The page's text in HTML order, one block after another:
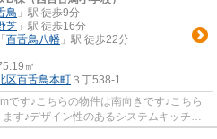
鳥 」駅 徒歩9分
芝 」駅 徒歩16分
「 百舌鳥八幡 」駅 徒歩22分
㎡
区百舌鳥本町 ３丁538-1
です♪こちらの物件は南向きです♪こちら
す♪デザイン性のあるシステムキッチン
スペースにな...